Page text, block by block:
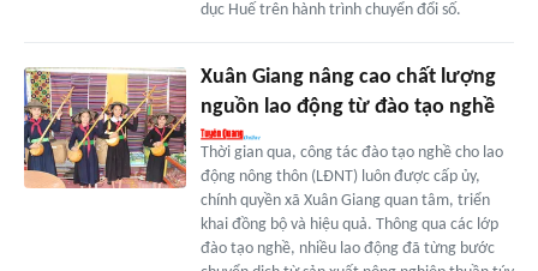
dục Huế trên hành trình chuyển đổi số.
Xuân Giang nâng cao chất lượng
nguồn lao động từ đào tạo nghề
Thời gian qua, công tác đào tạo nghề cho lao
động nông thôn (LĐNT) luôn được cấp ủy,
chính quyền xã Xuân Giang quan tâm, triển
khai đồng bộ và hiệu quả. Thông qua các lớp
đào tạo nghề, nhiều lao động đã từng bước